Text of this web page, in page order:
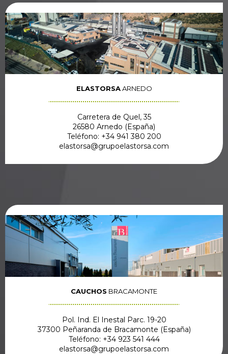
ELASTORSAARNEDO
Carretera de Quel, 35
26580 Arnedo (España)
Teléfono: +34 941 380 200
elastorsa@grupoelastorsa.com
CAUCHOS BRACAMONTE
Pol. Ind. El Inestal Parc. 19-20
37300 Peñaranda de Bracamonte (España)
Teléfono: +34 923 541 444
elastorsa@grupoelastorsa.com